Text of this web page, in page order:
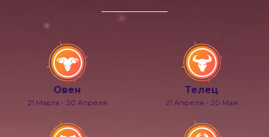
Овен
21 Марта - 20 Апреля
Телец
21 Апреля - 20 Мая